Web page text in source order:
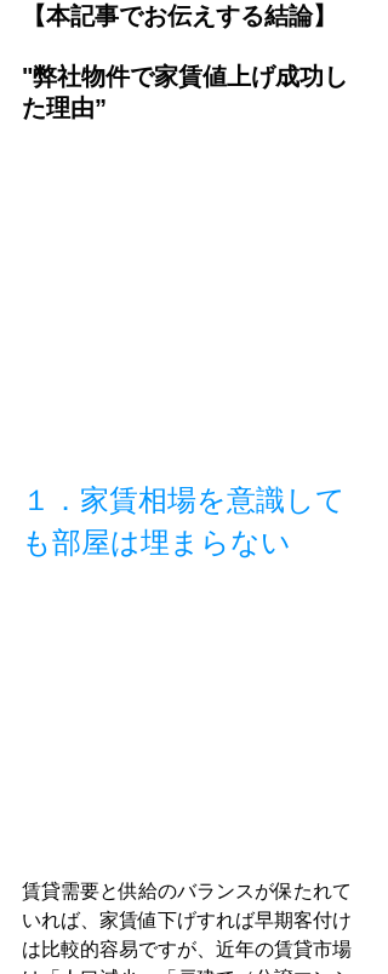
【本記事でお伝えする結論】
"弊社物件で家賃値上げ成功し
た理由”
１．家賃相場を意識して
も部屋は埋まらない
賃貸需要と供給のバランスが保たれて
いれば、家賃値下げすれば早期客付け
は比較的容易ですが、近年の賃貸市場